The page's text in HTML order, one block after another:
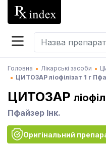
Головна Лікарські засоби
ЦИТОЗАР ліофілізат 1 г
ЦИТОЗАР
Пфайзер Інк.
Оригінальний